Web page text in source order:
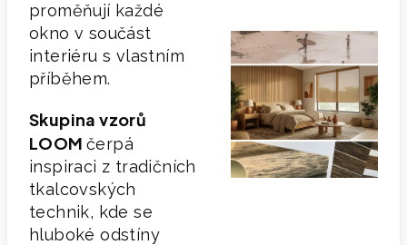
proměňují každé
okno v součást
interiéru s vlastním
příběhem.
Skupina vzorů
LOOM čerpá
inspiraci z tradičních
tkalcovských
technik, kde se
hluboké odstíny